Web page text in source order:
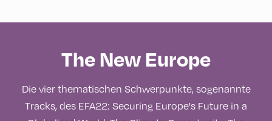
The New Europe
Die vier thematischen Schwerpunkte, sogenannte
Tracks, des EFA22: Securing Europe's Future in a